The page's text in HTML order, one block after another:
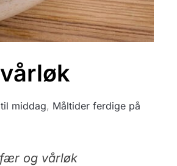
middag, Måltider ferdige på
og vårløk